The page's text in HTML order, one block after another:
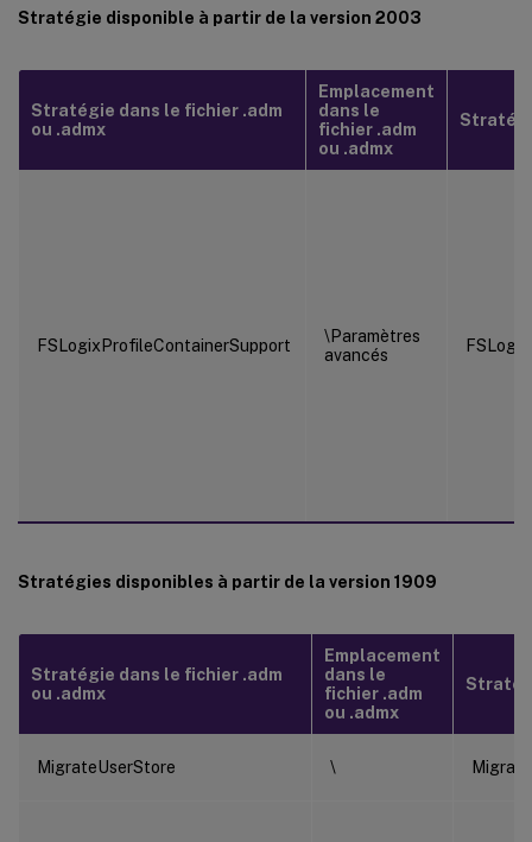
Stratégie disponible à partir de la version 2003
Stratégie dans le fichier .adm
ou .admx
Emplacement
dans le
fichier .adm
ou .admx
FSLogixProfileContainerSupport
\Paramètres
avancés
Stratégies disponibles à partir de la version 1909
Stratégie dans le fichier .adm
ou .admx
Emplacement
dans le
fichier .adm
ou .admx
MigrateUserStore \